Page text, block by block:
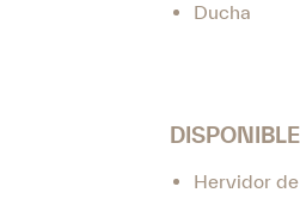
Ducha
Hervidor